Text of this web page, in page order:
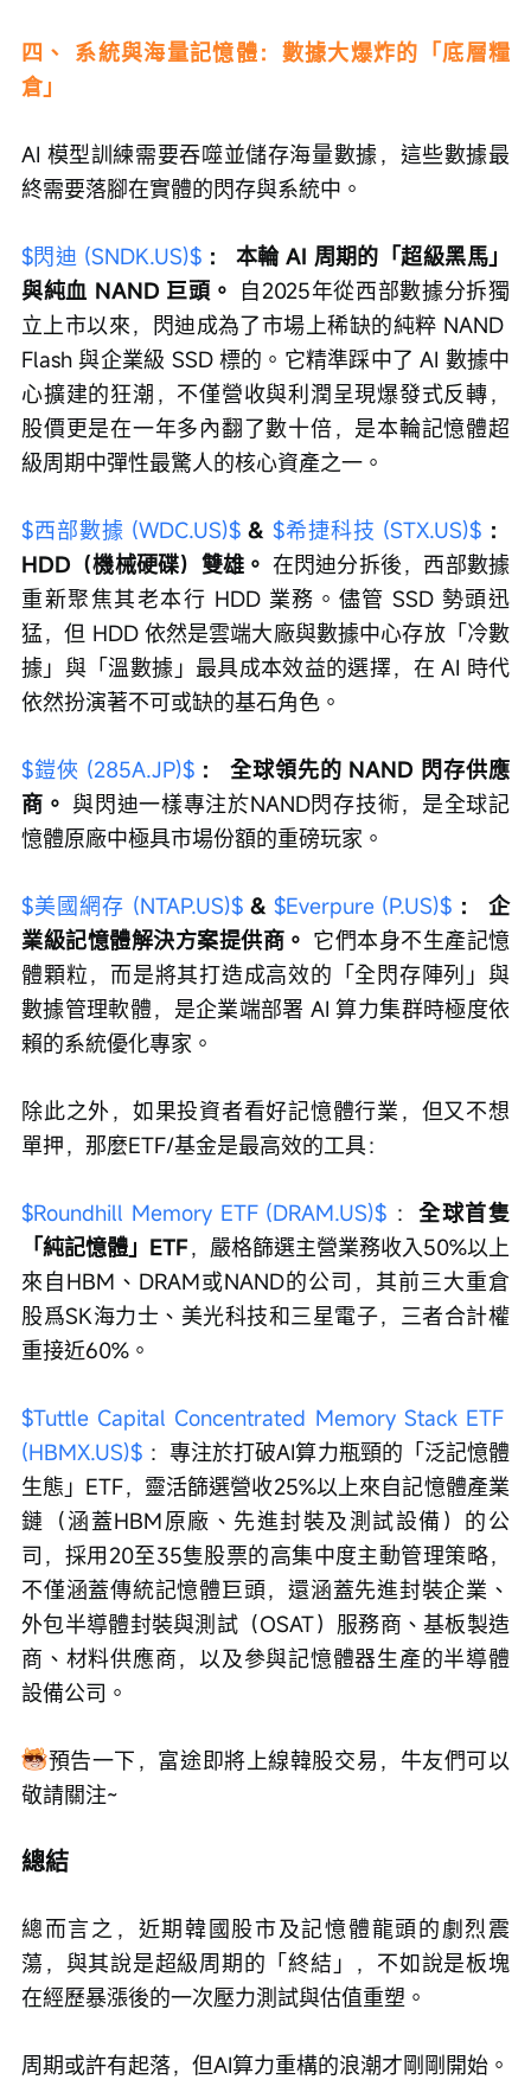
四、 系統與海量記憶體：數據大爆炸的「底層糧
倉」
AI 模型訓練需要吞噬並儲存海量數據，這些數據最
終需要落腳在實體的閃存與系統中。
$閃迪 (SNDK.US)$ ：
本輪 AI 周期的「超級黑馬」
與純血 NAND 巨頭。 自2025年從西部數據分拆獨
立上市以來，閃迪成為了市場上稀缺的純粹 NAND
Flash 與企業級 SSD 標的。它精準踩中了 AI 數據中
心擴建的狂潮，不僅營收與利潤呈現爆發式反轉，
股價更是在一年多內翻了數十倍，是本輪記憶體超
級周期中彈性最驚人的核心資產之一。
$西部數據 (WDC.US)$ & $希捷科技 (STX.US)$ ：
HDD（機械硬碟）雙雄。 在閃迪分拆後，西部數據
重新聚焦其老本行 HDD 業務。儘管 SSD 勢頭迅
猛，但 HDD 依然是雲端大廠與數據中心存放「冷數
據」與「溫數據」最具成本效益的選擇，在 AI 時代
依然扮演著不可或缺的基石角色。
$鎧俠 (285A.JP)$ ：
全球領先的 NAND 閃存供應
商。 與閃迪一樣專注於NAND閃存技術，是全球記
憶體原廠中極具市場份額的重磅玩家。
$美國網存 (NTAP.US)$ & $Everpure (P.US)$ ：
企
業級記憶體解決方案提供商。 它們本身不生產記憶
體顆粒，而是將其打造成高效的「全閃存陣列」與
數據管理軟體，是企業端部署 AI 算力集群時極度依
賴的系統優化專家。
除此之外，如果投資者看好記憶體行業，但又不想
單押，那麼ETF/基金是最高效的工具：
$Roundhill Memory ETF (DRAM.US)$ ： 全球首隻
「純記憶體」ETF，嚴格篩選主營業務收入50%以上
來自HBM、DRAM或NAND的公司，其前三大重倉
股爲SK海力士、美光科技和三星電子，三者合計權
重接近60%。
$Tuttle Capital Concentrated Memory Stack ETF
(HBMX.US)$ ：專注於打破AI算力瓶頸的「泛記憶體
生態」ETF，靈活篩選營收25%以上來自記憶體產業
鏈（涵蓋HBM原廠、先進封裝及測試設備）的公
司，採用20至35隻股票的高集中度主動管理策略，
不僅涵蓋傳統記憶體巨頭，還涵蓋先進封裝企業、
外包半導體封裝與測試（OSAT）服務商、基板製造
商、材料供應商，以及參與記憶體器生產的半導體
設備公司。
預告一下，富途即將上線韓股交易，牛友們可以
敬請關注~
總結
總而言之，近期韓國股市及記憶體龍頭的劇烈震
蕩，與其說是超級周期的「終結」，不如說是板塊
在經歷暴漲後的一次壓力測試與估值重塑。
周期或許有起落，但AI算力重構的浪潮才剛剛開始。